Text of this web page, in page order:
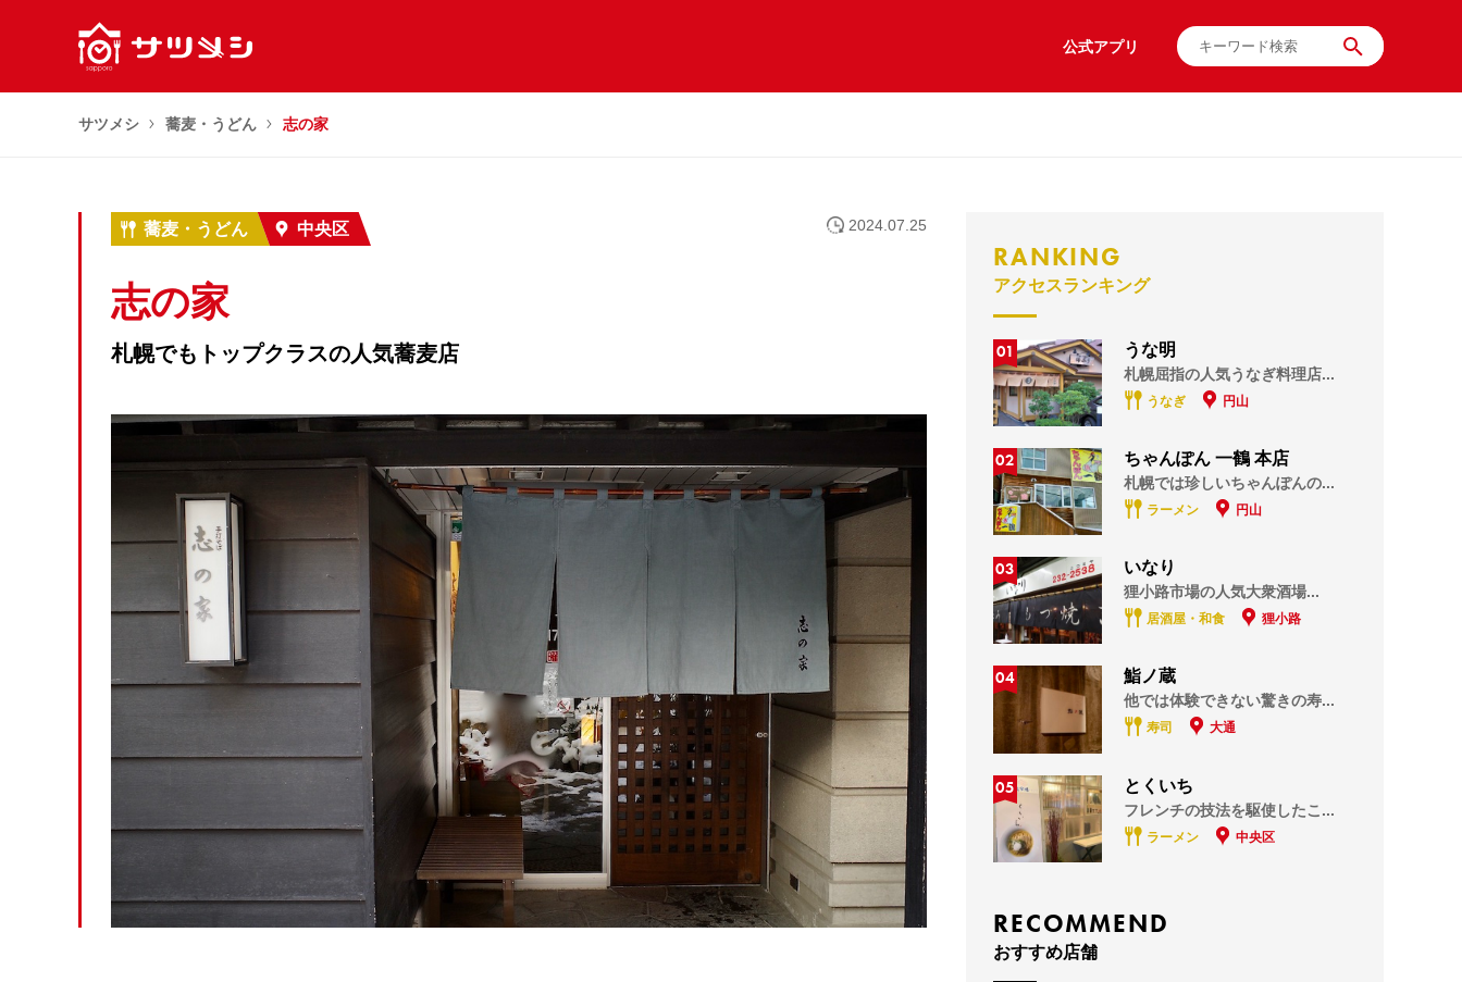
公式アプリ
サツメシ 蕎麦・うどん 志の家
蕎麦・うどん 中央区
志の家
札幌でもトップクラスの人気蕎麦店
2024.07.25
RANKING
アクセスランキング
01 うな明
札幌屈指の人気うなぎ料理店...
うなぎ 円山
02 ちゃんぽん 一鶴 本店
札幌では珍しいちゃんぽんの...
ラーメン 円山
03 いなり
狸小路市場の人気大衆酒場...
居酒屋・和食 狸小路
04 鮨ノ蔵
他では体験できない驚きの寿...
寿司 大通
05 とくいち
フレンチの技法を駆使したこ...
ラーメン 中央区
RECOMMEND
おすすめ店舗